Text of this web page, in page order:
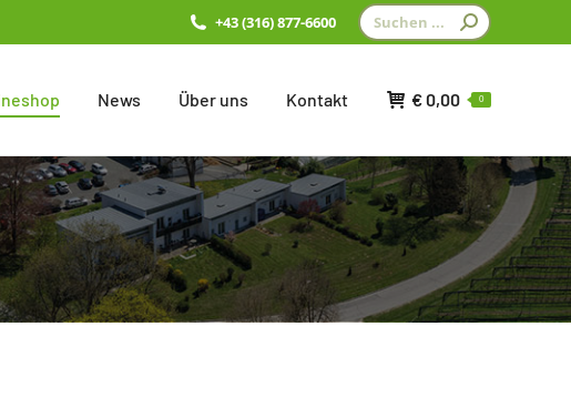
+43 (316) 877-6600 Search:
News Über uns Kontakt €0,00 0